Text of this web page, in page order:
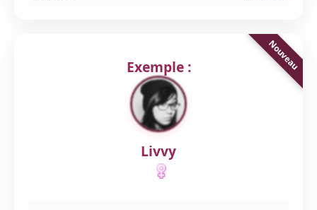
Exemple :
Livvy